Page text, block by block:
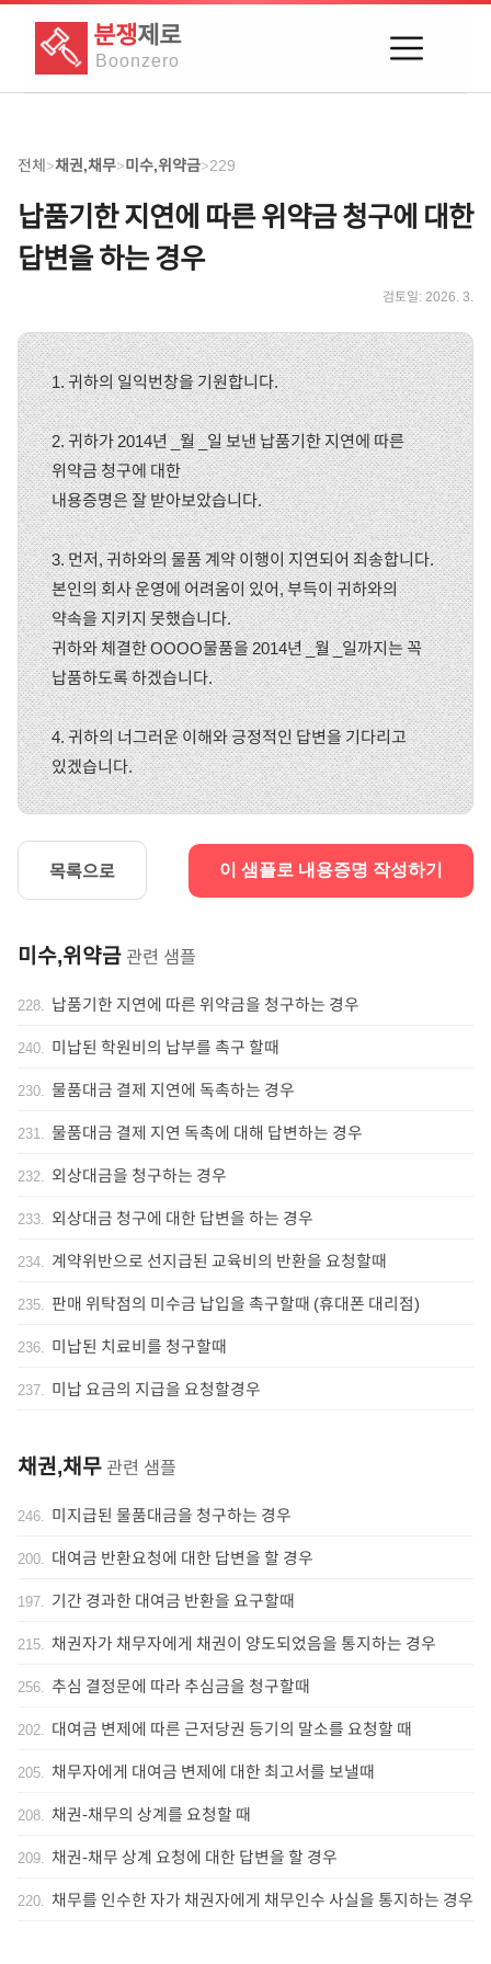
분쟁제로
Boonzero
전체>채권,채무>미수,위약금>229
납품기한 지연에 따른 위약금 청구에 대한
답변을 하는 경우
검토일:2026. 3.
1. 귀하의 일익번창을 기원합니다.
2. 귀하가 2014년 _월 _일 보낸 납품기한 지연에 따른
위약금 청구에 대한
내용증명은 잘 받아보았습니다.
3. 먼저, 귀하와의 물품 계약 이행이 지연되어 죄송합니다.
본인의 회사 운영에 어려움이 있어, 부득이 귀하와의
약속을 지키지 못했습니다.
귀하와 체결한 OOOO물품을 2014년 _월 _일까지는 꼭
납품하도록 하겠습니다.
4. 귀하의 너그러운 이해와 긍정적인 답변을 기다리고
있겠습니다.
목록으로 이 샘플로 내용증명 작성하기
미수,위약금 관련 샘플
228. 납품기한 지연에 따른 위약금을 청구하는 경우
240. 미납된 학원비의 납부를 촉구 할때
230. 물품대금 결제 지연에 독촉하는 경우
231. 물품대금 결제 지연 독촉에 대해 답변하는 경우
232. 외상대금을 청구하는 경우
233. 외상대금 청구에 대한 답변을 하는 경우
234. 계약위반으로 선지급된 교육비의 반환을 요청할때
235. 판매 위탁점의 미수금 납입을 촉구할때 (휴대폰 대리점)
236. 미납된 치료비를 청구할때
237. 미납 요금의 지급을 요청할경우
채권,채무 관련 샘플
246. 미지급된 물품대금을 청구하는 경우
200. 대여금 반환요청에 대한 답변을 할 경우
197. 기간 경과한 대여금 반환을 요구할때
215. 채권자가 채무자에게 채권이 양도되었음을 통지하는 경우
256. 추심 결정문에 따라 추심금을 청구할때
202. 대여금 변제에 따른 근저당권 등기의 말소를 요청할 때
205. 채무자에게 대여금 변제에 대한 최고서를 보낼때
208. 채권-채무의 상계를 요청할 때
209. 채권-채무 상계 요청에 대한 답변을 할 경우
220. 채무를 인수한 자가 채권자에게 채무인수 사실을 통지하는 경우